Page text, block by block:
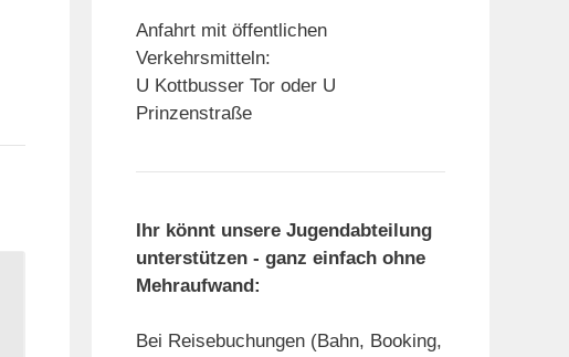
Anfahrt mit öffentlichen
Verkehrsmitteln:
U Kottbusser Tor oder U
Prinzenstraße
Ihr könnt unsere Jugendabteilung
unterstützen - ganz einfach ohne
Mehraufwand:
Bei Reisebuchungen (Bahn, Booking,